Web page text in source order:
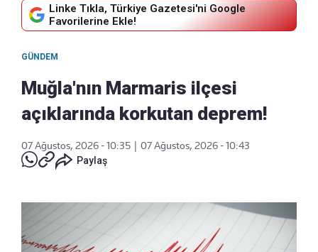
Linke Tıkla, Türkiye Gazetesi'ni Google
Favorilerine Ekle!
GÜNDEM
Muğla'nın Marmaris ilçesi
açıklarında korkutan deprem!
07 Ağustos, 2026 - 10:35
07 Ağustos, 2026 - 10:43
Paylaş